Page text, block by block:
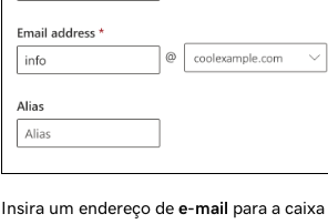
Insira um endereço de e-mail para a